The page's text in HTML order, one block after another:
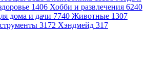
1406 Хобби и развлечения 6240
дома и дачи 7740 Животные 1307
3172 Хэндмейд 317